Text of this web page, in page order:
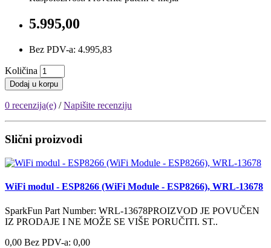
5.995,00
Bez PDV-a: 4.995,83
Količina
Dodaj u korpu
0 recenzija(e) /Napišite recenziju
Slični proizvodi
WiFi modul - ESP8266 (WiFi Module - ESP8266), WRL-13678
SparkFun Part Number: WRL-13678PROIZVOD JE POVUČEN
IZ PRODAJE I NE MOŽE SE VIŠE PORUČITI. ST..
0,00 Bez PDV-a: 0,00